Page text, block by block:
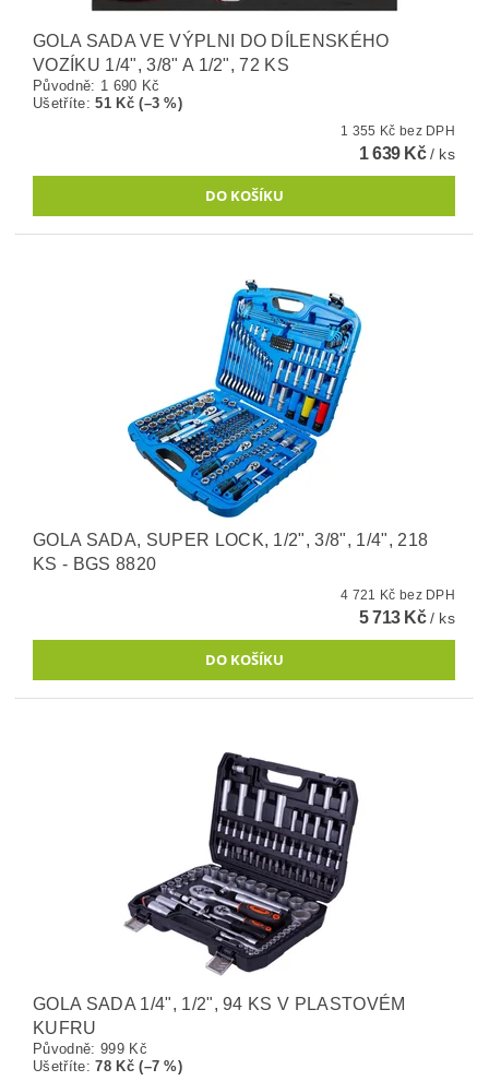
GOLA SADA VE VÝPLNI DO DÍLENSKÉHO
VOZÍKU 1/4", 3/8" A 1/2", 72 KS
Původně: 1 690 Kč
Ušetříte:51 Kč (–3 %)
1 355 Kč bez DPH
1 639 Kč/ ks
GOLA SADA, SUPER LOCK, 1/2", 3/8", 1/4", 218
KS - BGS 8820
4 721 Kč bez DPH
5 713 Kč/ ks
GOLA SADA 1/4", 1/2", 94 KS V PLASTOVÉM
KUFRU
Původně: 999 Kč
Ušetříte:78 Kč (–7 %)